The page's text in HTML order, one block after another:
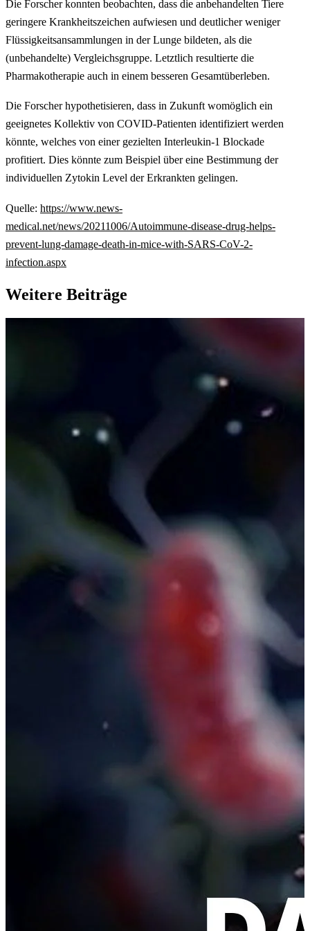
Die Forscher konnten beobachten, dass die anbehandelten Tiere
geringere Krankheitszeichen aufwiesen und deutlicher weniger
Flüssigkeitsansammlungen in der Lunge bildeten, als die
(unbehandelte) Vergleichsgruppe. Letztlich resultierte die
Pharmakotherapie auch in einem besseren Gesamtüberleben.
Die Forscher hypothetisieren, dass in Zukunft womöglich ein
geeignetes Kollektiv von COVID-Patienten identifiziert werden
könnte, welches von einer gezielten Interleukin-1 Blockade
profitiert. Dies könnte zum Beispiel über eine Bestimmung der
individuellen Zytokin Level der Erkrankten gelingen.
Quelle: https://www.news-
medical.net/news/20211006/Autoimmune-disease-drug-helps-
prevent-lung-damage-death-in-mice-with-SARS-CoV-2-
infection.aspx
Weitere Beiträge